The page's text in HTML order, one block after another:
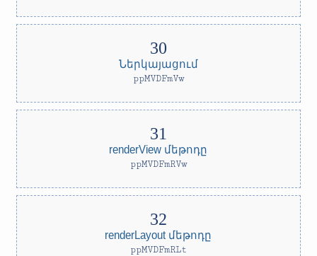
Ներկայացում
ppMVDFmVw
renderView մեթոդը
ppMVDFmRVw
renderLayout մեթոդը
ppMVDFmRLt